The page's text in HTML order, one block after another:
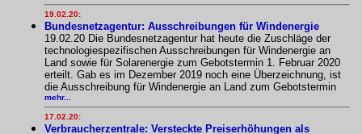
19.02.20:
Bundesnetzagentur: Ausschreibungen für Windenergie
19.02.20 Die Bundesnetzagentur hat heute die Zuschläge der
technologiespezifischen Ausschreibungen für Windenergie an
Land sowie für Solarenergie zum Gebotstermin 1. Februar 2020
erteilt. Gab es im Dezember 2019 noch eine Überzeichnung, ist
die Ausschreibung für Windenergie an Land zum Gebotstermin
mehr...
17.02.20:
Verbraucherzentrale: Versteckte Preiserhöhungen als